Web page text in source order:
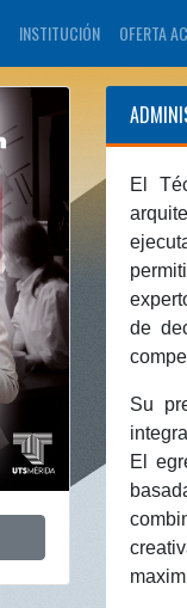
INSTITUCIÓN OFERTA
El
de
Su
El